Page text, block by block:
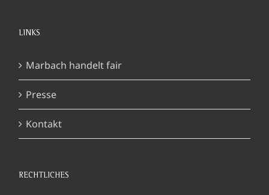
LINKS
Marbach handelt fair
Presse
Kontakt
RECHTLICHES